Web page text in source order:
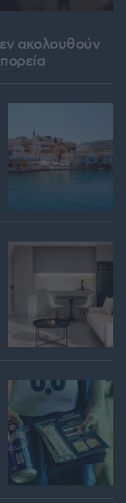
ακολουθούν